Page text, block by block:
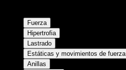
Fuerza
Hipertrofia
Lastrado
Estáticas y movimientos de fuerza
Anillas